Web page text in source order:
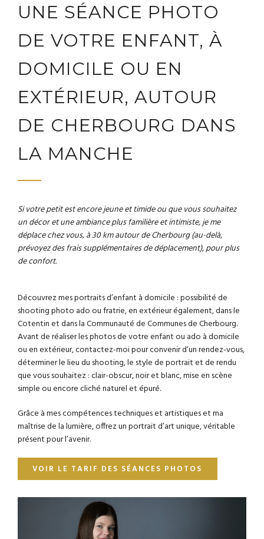
UNE SÉANCE PHOTO
DE VOTRE ENFANT, À
DOMICILE OU EN
EXTÉRIEUR, AUTOUR
DE CHERBOURG DANS
LA MANCHE
Si votre petit est encore jeune et timide ou que vous souhaitez
un décor et une ambiance plus familière et intimiste, je me
déplace chez vous, à 30 km autour de Cherbourg (au-delà,
prévoyez des frais supplémentaires de déplacement), pour plus
de confort.
Découvrez mes portraits d’enfant à domicile : possibilité de
shooting photo ado ou fratrie, en extérieur également, dans le
Cotentin et dans la Communauté de Communes de Cherbourg.
Avant de réaliser les photos de votre enfant ou ado à domicile
ou en extérieur, contactez-moi pour convenir d’un rendez-vous,
déterminer le lieu du shooting, le style de portrait et de rendu
que vous souhaitez : clair-obscur, noir et blanc, mise en scène
simple ou encore cliché naturel et épuré.
Grâce à mes compétences techniques et artistiques et ma
maîtrise de la lumière, offrez un portrait d’art unique, véritable
présent pour l’avenir.
VOIR LE TARIF DES SÉANCES PHOTOS